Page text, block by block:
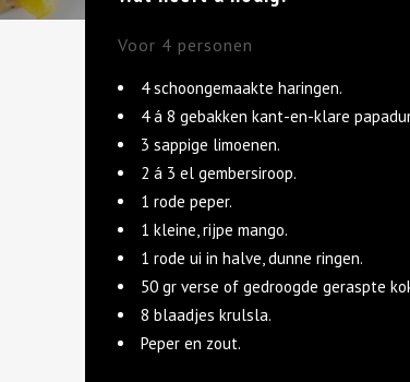
Voor 4 personen
4 schoongemaakte haringen.
4 á 8 gebakken kant-en-klare
3 sappige limoenen.
2 á 3 el gembersiroop.
1 rode peper.
1 kleine, rijpe mango.
1 rode ui in halve, dunne ringen.
50 gr verse of gedroogde geraspte
8 blaadjes krulsla.
Peper en zout.